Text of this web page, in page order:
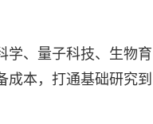
学、量子科技、生物育
本，打通基础研究到